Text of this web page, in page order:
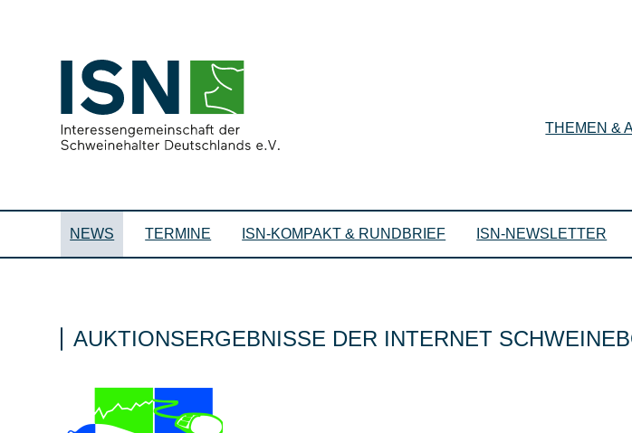
THEMEN &
NEWS TERMINE ISN-KOMPAKT & RUNDBRIEF ISN-NEWSLETTER
AUKTIONSERGEBNISSE DER INTERNET